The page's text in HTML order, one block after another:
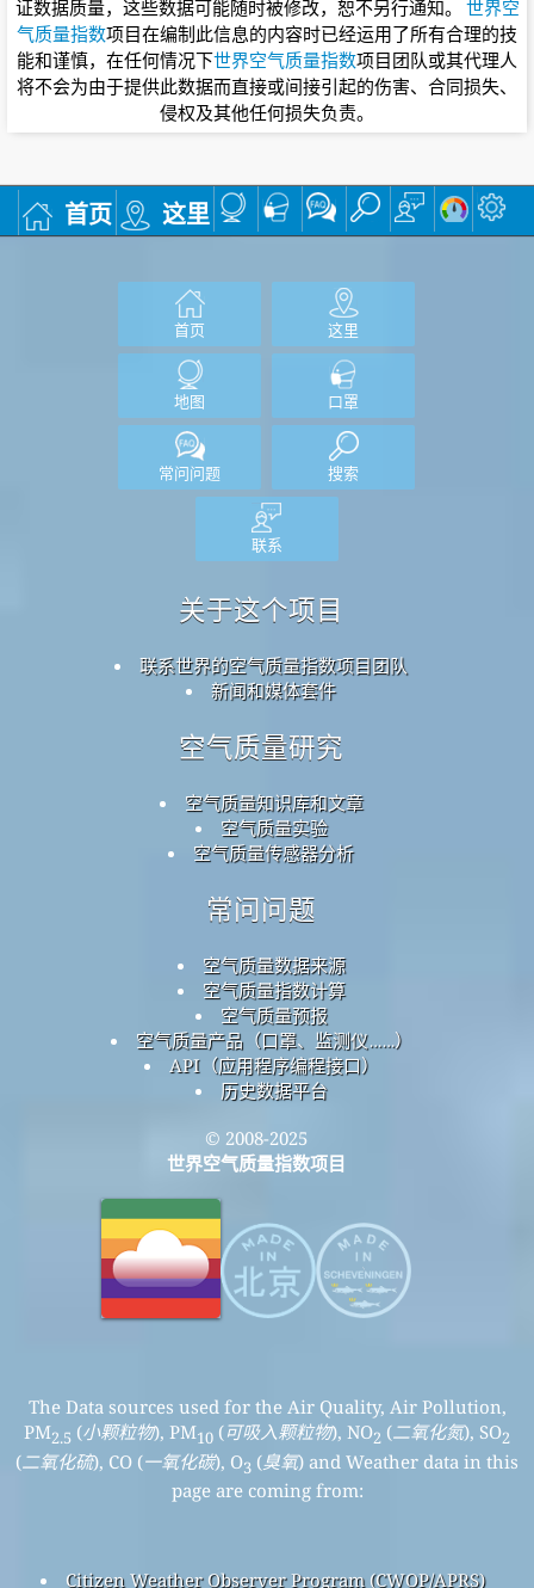
证数据质量，这些数据可能随时被修改，恕不另行通知。 世界空
气质量指数项目在编制此信息的内容时已经运用了所有合理的技
能和谨慎，在任何情况下世界空气质量指数项目团队或其代理人
将不会为由于提供此数据而直接或间接引起的伤害、合同损失、
侵权及其他任何损失负责。
首页 这里
首页 这里
地图 口罩
常问问题 搜索
联系
关于这个项目
联系世界的空气质量指数项目团队
新闻和媒体套件
空气质量研究
空气质量知识库和文章
空气质量实验
空气质量传感器分析
常问问题
空气质量数据来源
空气质量指数计算
空气质量预报
空气质量产品（口罩、监测仪……）
API（应用程序编程接口）
历史数据平台
© 2008-2025
世界空气质量指数项目
The Data sources used for the Air Quality, Air Pollution,
PM2.5 (小颗粒物), PM10 (可吸入颗粒物), NO2 (二氧化氮), SO2
(二氧化硫), CO (一氧化碳), O3 (臭氧) and Weather data in this
page are coming from:
Citizen Weather Observer Program (CWOP/APRS)